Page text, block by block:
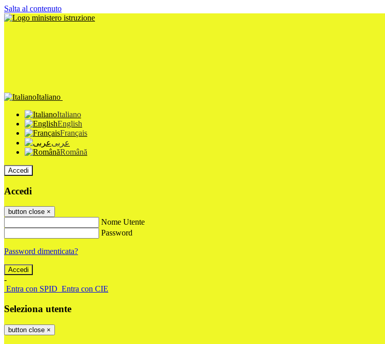
Salta al contenuto
Italiano
Italiano
English
Français
عربى
Română
Accedi
Accedi
button close ×
Nome Utente
Password
Password dimenticata?
-
Entra con SPID Entra con CIE
Seleziona utente
button close ×